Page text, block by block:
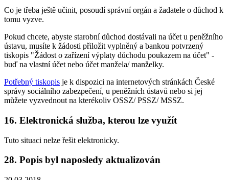
Co je třeba ještě učinit, posoudí správní orgán a žadatele o důchod k
tomu vyzve.
Pokud chcete, abyste starobní důchod dostávali na účet u peněžního
ústavu, musíte k žádosti přiložit vyplněný a bankou potvrzený
tiskopis "Žádost o zařízení výplaty důchodu poukazem na účet" -
buď na vlastní účet nebo účet manžela/ manželky.
Potřebný tiskopis je k dispozici na internetových stránkách České
správy sociálního zabezpečení, u peněžních ústavů nebo si jej
můžete vyzvednout na kterékoliv OSSZ/ PSSZ/ MSSZ.
16. Elektronická služba, kterou lze využít
Tuto situaci nelze řešit elektronicky.
28. Popis byl naposledy aktualizován